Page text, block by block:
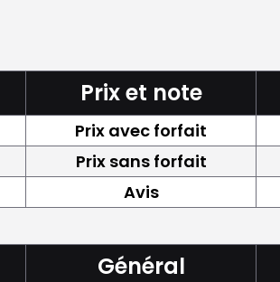
Prix et note
Prix avec forfait
Prix sans forfait
Avis
Général